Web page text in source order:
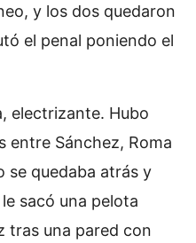
y los dos quedaron
el penal poniendo el
electrizante. Hubo
entre Sánchez, Roma
se quedaba atrás y
sacó una pelota
tras una pared con